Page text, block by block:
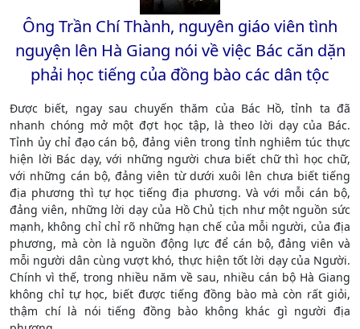
Ông Trần Chí Thành, nguyên giáo viên tình
nguyện lên Hà Giang nói về việc Bác căn dặn
phải học tiếng của đồng bào các dân tộc
Được biết, ngay sau chuyến thăm của Bác Hồ, tỉnh ta đã
nhanh chóng mở một đợt học tập, là theo lời dạy của Bác.
Tỉnh ủy chỉ đạo cán bộ, đảng viên trong tỉnh nghiêm túc thực
hiện lời Bác dạy, với những người chưa biết chữ thì học chữ,
với những cán bộ, đảng viên từ dưới xuôi lên chưa biết tiếng
địa phương thì tự học tiếng địa phương. Và với mỗi cán bộ,
đảng viên, những lời dạy của Hồ Chủ tịch như một nguồn sức
mạnh, không chỉ chỉ rõ những hạn chế của mỗi người, của địa
phương, mà còn là nguồn động lực để cán bộ, đảng viên và
mỗi người dân cùng vượt khó, thực hiện tốt lời dạy của Người.
Chính vì thế, trong nhiều năm về sau, nhiều cán bộ Hà Giang
không chỉ tự học, biết được tiếng đồng bào mà còn rất giỏi,
thậm chí là nói tiếng đồng bào không khác gì người địa